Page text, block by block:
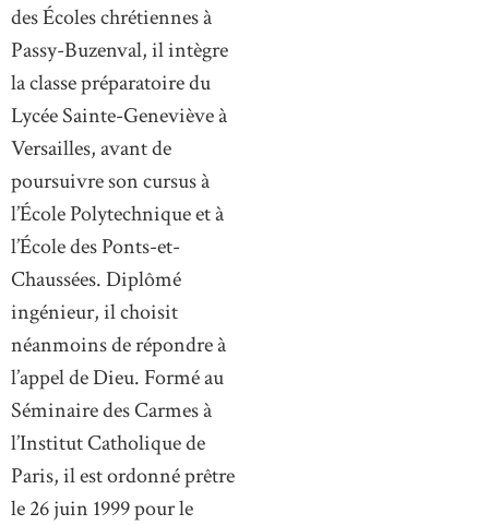
des Écoles chrétiennes à
Passy-Buzenval, il intègre
la classe préparatoire du
Lycée Sainte-Geneviève à
Versailles, avant de
poursuivre son cursus à
l’École Polytechnique et à
l’École des Ponts-et-
Chaussées. Diplômé
ingénieur, il choisit
néanmoins de répondre à
l’appel de Dieu. Formé au
Séminaire des Carmes à
l’Institut Catholique de
Paris, il est ordonné prêtre
le 26 juin 1999 pour le